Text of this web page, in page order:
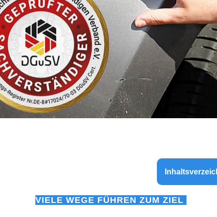
VIELE WEGE FÜHREN ZUM ZIEL